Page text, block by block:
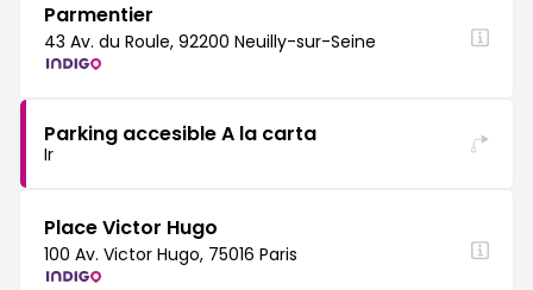
Parmentier
43 Av. du Roule, 92200 Neuilly-sur-Seine
Parking accesible A la carta
Ir
Place Victor Hugo
100 Av. Victor Hugo, 75016 Paris